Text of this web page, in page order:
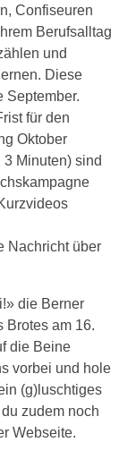
Confiseuren
Berufsalltag
und
Diese
September.
für den
Oktober
Minuten) sind
Nachricht über
die Berner
Brotes am 16.
die Beine
vorbei und hole
(g)luschtiges
zudem noch
Webseite.